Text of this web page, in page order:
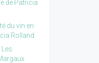
de Patricia
du vin en
Rolland
Les